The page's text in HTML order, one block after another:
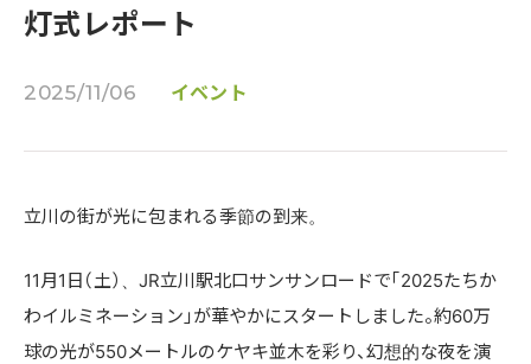
灯式レポート
2025/11/06 イベント
立川の街が光に包まれる季節の到来。
11月1日（土）、JR立川駅北口サンサンロードで「2025たちか
わイルミネーション」が華やかにスタートしました。約60万
球の光が550メートルのケヤキ並木を彩り、幻想的な夜を演